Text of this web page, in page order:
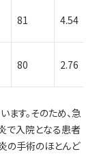
81 4.54
80 2.76
す。そのため、急
で入院となる患者
の手術のほとんど